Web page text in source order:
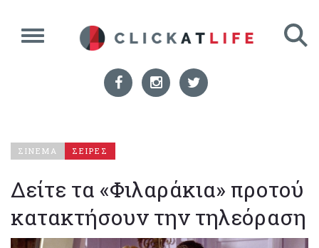
ΣΙΝΕΜΑ ΣΕΙΡΕΣ
Δείτε τα «Φιλαράκια» προτού
κατακτήσουν την τηλεόραση